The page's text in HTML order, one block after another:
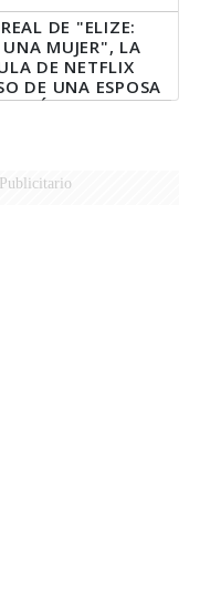
DE "ELIZE:
MUJER", LA
DE NETFLIX
DE UNA ESPOSA
A SU